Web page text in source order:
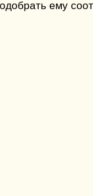
ему